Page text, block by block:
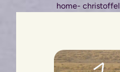
home- christoffel